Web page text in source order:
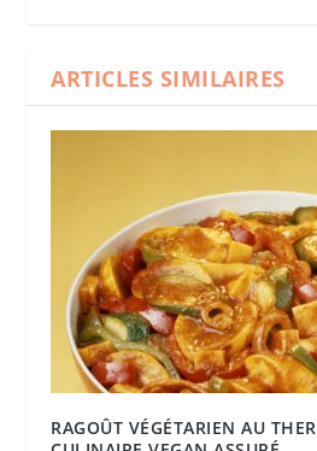
ARTICLES SIMILAIRES
RAGOÛT VÉGÉTARIEN AU